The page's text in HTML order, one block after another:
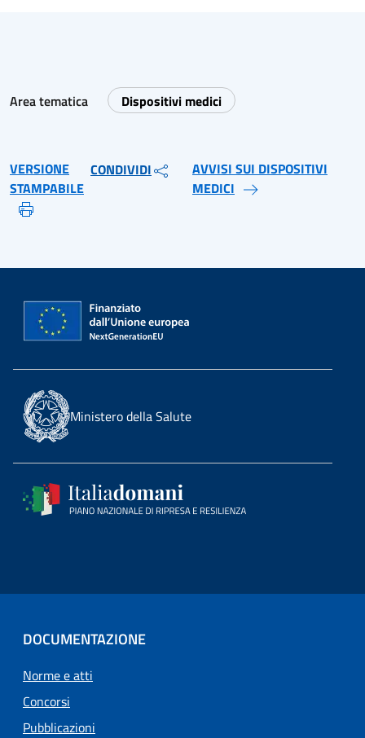
Area tematica Dispositivi medici
VERSIONE
STAMPABILE
CONDIVIDI
AVVISI SUI DISPOSITIVI
MEDICI
Ministero della Salute
DOCUMENTAZIONE
Norme e atti
Concorsi
Pubblicazioni